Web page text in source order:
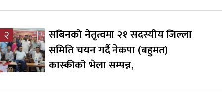
२
सबिनको नेतृत्वमा २१ सदस्यीय जिल्ला
समिति चयन गर्दै नेकपा (बहुमत)
कास्कीको भेला सम्पन्न,